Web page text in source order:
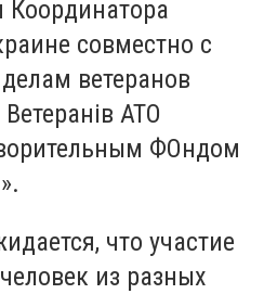
Координатора
совместно с
ветеранов
АТО
ФОндом
что участие
из разных